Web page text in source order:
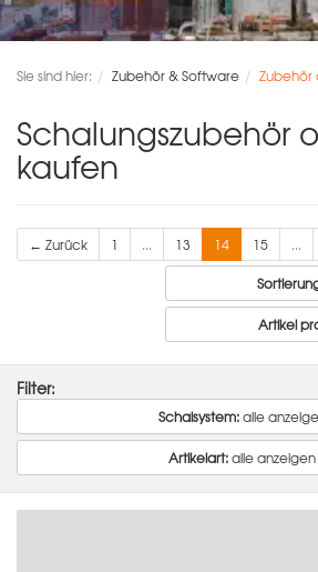
Sie sind hier: Zubehör & Software Zubehör
Schalungszubehör
kaufen
← Zurück 1 ... 13 14 15 ...
Artikel
Filter:
Schalsystem:alle
Artikelart:alle anzeigen